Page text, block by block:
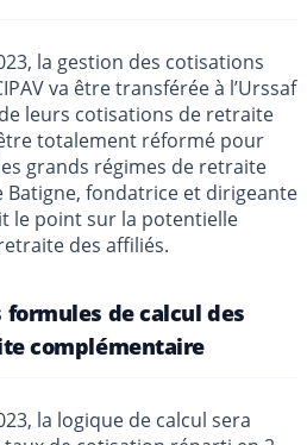
la gestion des cotisations
va être transférée à l’Urssaf
leurs cotisations de retraite
totalement réformé pour
grands régimes de retraite
Batigne, fondatrice et dirigeante
le point sur la potentielle
des affiliés.
formules de calcul des
complémentaire
la logique de calcul sera